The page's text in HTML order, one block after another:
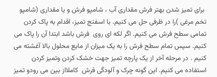
برای تمیز شدن بهتر فرش مقداری آب ، شامپو فرش و یا مقداری (شامپو
تخم مرغی )را در ظرفی حل می کنیم. با اسفنج تمیز، اقدام به پاک کردن
تمامی سطح فرش می کنیم. اگر لکه ای روی فرش باشد ابتدا آن را پاک می
کنیم. سپس تمام سطح فرش را به یک میزان از مایع محلول بالا آغشته می
کنیم . در مرحله آخر از یک پارچه تمیز جهت خشک کردن وتمیز کردن
استفاده می کنیم. این گونه چرک و آلودگی فرش کاملااز بین می رودو تمیز